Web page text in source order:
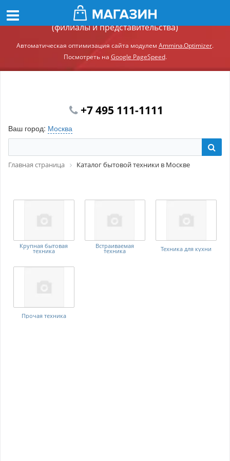
Демонстрационный сайт модуля Ammina.Регионы
(филиалы и представительства)
Автоматическая оптимизация сайта модулем Ammina.Optimizer.
Посмотреть на Google PageSpeed.
+7 495 111-1111
Ваш город: Москва
Главная страница Каталог бытовой техники в Москве
Крупная бытовая
техника
Встраиваемая
техника Техника для кухни
Прочая техника